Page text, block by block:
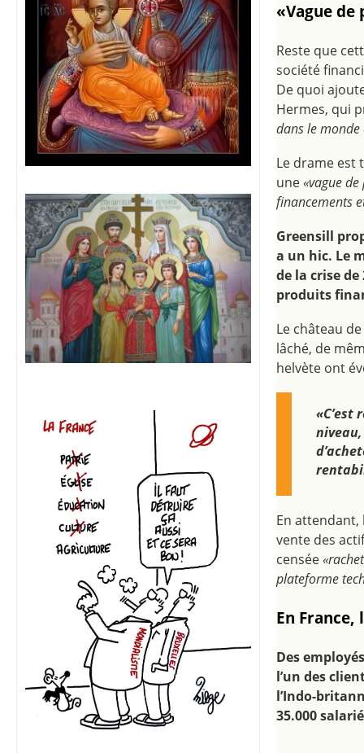
«Vague de
Reste que
société
De quoi
Hermes, qui
dans le monde
Le drame est
une«vague
financements
Greensill
a un hic. Le
de la crise
produits
Le château
lâché, de
helvète ont
En
vente des
censée
plateforme
En France,
Des
l’un des
l’Indo-
35.000